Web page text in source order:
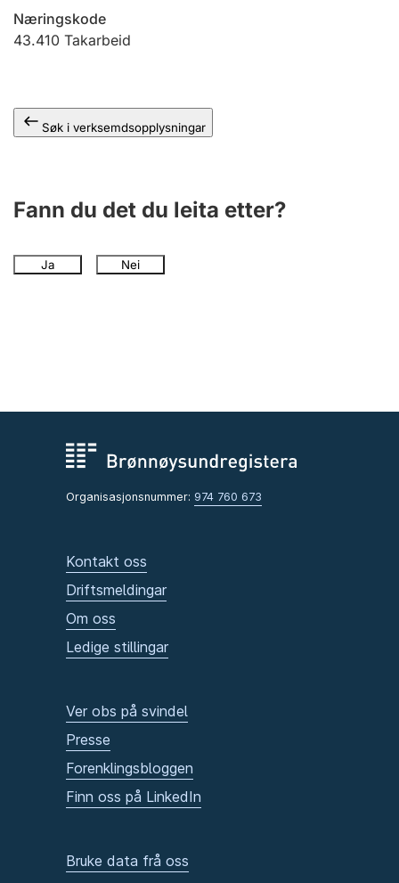
Andre tema
Næringskode
43.410 Takarbeid
Søk i verksemdsopplysningar
Fann du det du leita etter?
Ja Nei
Organisasjonsnummer: 974 760 673
Kontakt oss
Driftsmeldingar
Om oss
Ledige stillingar
Ver obs på svindel
Presse
Forenklingsbloggen
Finn oss på LinkedIn
Bruke data frå oss